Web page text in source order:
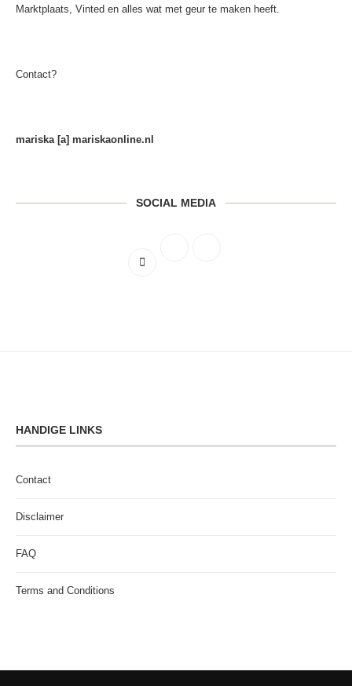
Marktplaats, Vinted en alles wat met geur te maken heeft.
Contact?
mariska [a] mariskaonline.nl
SOCIAL MEDIA
HANDIGE LINKS
Contact
Disclaimer
FAQ
Terms and Conditions